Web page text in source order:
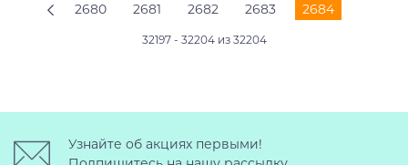
2680 2681 2682 2683 2684
32197 - 32204 из 32204
Узнайте об акциях первыми!